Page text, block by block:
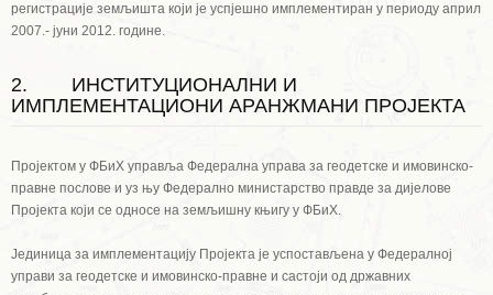
регистрације земљишта који је успјешно имплементиран у периоду април
2007.- јуни 2012. године.
2. ИНСТИТУЦИОНАЛНИ И
ИМПЛЕМЕНТАЦИОНИ АРАНЖМАНИ ПРОЈЕКТА
Пројектом у ФБиХ управља Федерална управа за геодетске и имовинско-
правне послове и уз њу Федерално министарство правде за дијелове
Пројекта који се односе на земљишну књигу у ФБиХ.
Јединица за имплементацију Пројекта је успостављена у Федералној
управи за геодетске и имовинско-правне и састоји од државних